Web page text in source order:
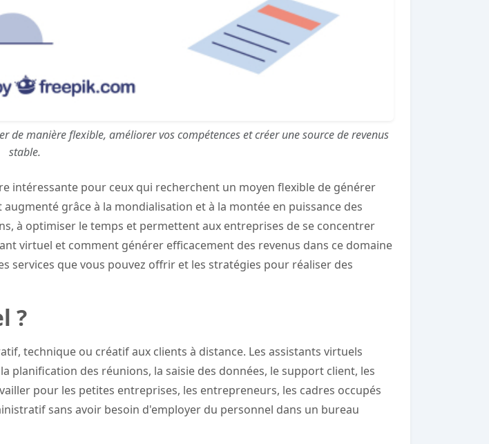
manière flexible, améliorer vos compétences et créer une source de revenus
stable.
intéressante pour ceux qui recherchent un moyen flexible de générer
grâce à la mondialisation et à la montée en puissance des
à optimiser le temps et permettent aux entreprises de se concentrer
virtuel et comment générer efficacement des revenus dans ce domaine
services que vous pouvez offrir et les stratégies pour réaliser des
?
technique ou créatif aux clients à distance. Les assistants virtuels
planification des réunions, la saisie des données, le support client, les
pour les petites entreprises, les entrepreneurs, les cadres occupés
sans avoir besoin d'employer du personnel dans un bureau